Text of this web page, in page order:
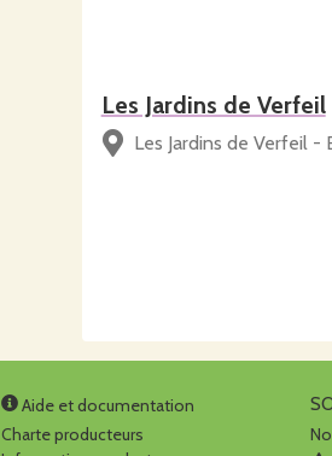
Les Jardins de Verfeil
Les Jardins de Verfeil
Aide et documentation
Charte producteurs